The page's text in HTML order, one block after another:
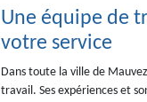
Une équipe de
votre service
Dans toute la ville de
travail. Ses expériences et